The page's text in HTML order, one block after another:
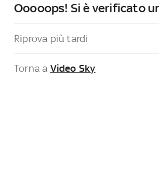
Ooooops! Si è verificato
Riprova più tardi
Torna a Video Sky